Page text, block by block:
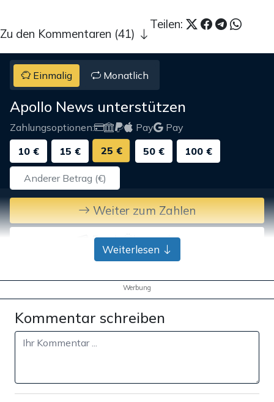
Teilen:
Zu den Kommentaren (41)
Einmalig Monatlich
Apollo News unterstützen
Zahlungsoptionen: Pay
Pay
10 €
15 € 25 € 50 € 100 €
Weiter zum Zahlen
Bank-Überweisung
Weiterlesen
Werbung
Kommentar schreiben